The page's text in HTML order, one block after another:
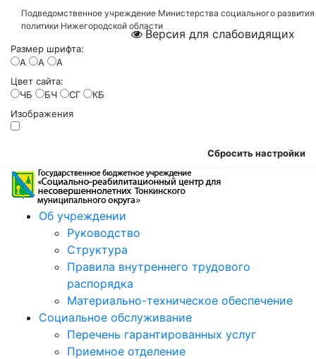
Подведомственное учреждение Министерства социального
политики Нижегородской области
Версия для слабовидящих
Размер шрифта:
A
A
A
Цвет сайта:
ЧБ
БЧ СГ
КБ
Изображения
Сбросить настройки
Об учреждении
Руководство
Структура
Правила внутреннего трудового
распорядка
Материально-техническое обеспечение
Социальное обслуживание
Перечень гарантированных услуг
Приемное отделение